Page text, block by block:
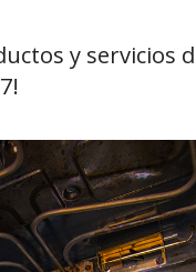
y servicios